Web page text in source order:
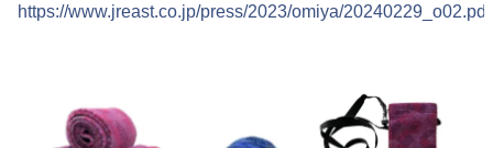
https://www.jreast.co.jp/press/2023/omiya/20240229_o02.pdf